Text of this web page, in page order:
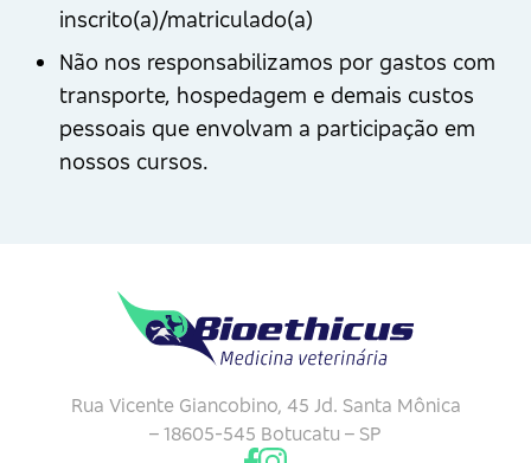
inscrito(a)/matriculado(a)
Não nos responsabilizamos por gastos com
transporte, hospedagem e demais custos
pessoais que envolvam a participação em
nossos cursos.
Rua Vicente Giancobino, 45 Jd. Santa Mônica
– 18605-545 Botucatu – SP